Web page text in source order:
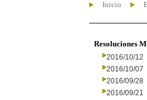
Inicio
Resoluciones
2016/10/12
2016/10/07
2016/09/28
2016/09/21